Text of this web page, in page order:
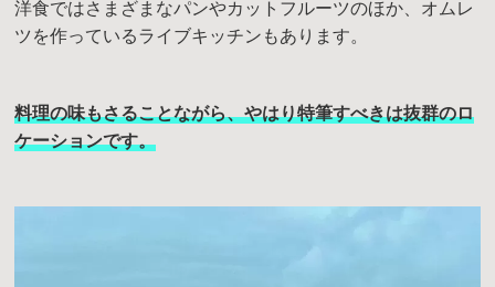
洋食ではさまざまなパンやカットフルーツのほか、オムレ
ツを作っているライブキッチンもあります。
料理の味もさることながら、やはり特筆すべきは抜群のロ
ケーションです。